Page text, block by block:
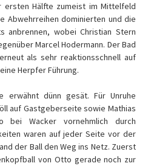
ersten Hälfte zumeist im Mittelfeld
Abwehrreihen dominierten und die
anbrennen, wobei Christian Stern
Marcel Hodermann. Der Bad
als sehr reaktionsschnell auf
Herpfer Führung.
erwähnt dünn gesät. Für Unruhe
auf Gastgeberseite sowie Mathias
bei Wacker vornehmlich durch
waren auf jeder Seite vor der
der Ball den Weg ins Netz. Zuerst
von Otto gerade noch zur